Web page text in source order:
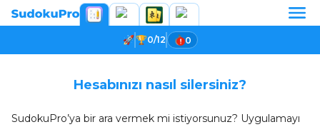
0/12 0
Hesabınızı nasıl silersiniz?
SudokuPro’ya bir ara vermek mi istiyorsunuz? Uygulamayı